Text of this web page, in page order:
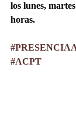
los lunes,
horas.
#ACPT